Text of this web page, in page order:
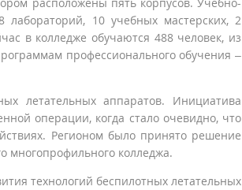
лабораторий, 10 учебных мастерских, 2
в колледже обучаются 488 человек, из
профессионального обучения –
летательных аппаратов. Инициатива
операции, когда стало очевидно, что
Регионом было принято решение
многопрофильного колледжа.
технологий беспилотных летательных